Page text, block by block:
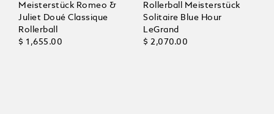
Meisterstück Romeo &
Juliet Doué Classique
Rollerball
$ 1,655.00
Rollerball Meisterstück
Solitaire Blue Hour
LeGrand
$ 2,070.00